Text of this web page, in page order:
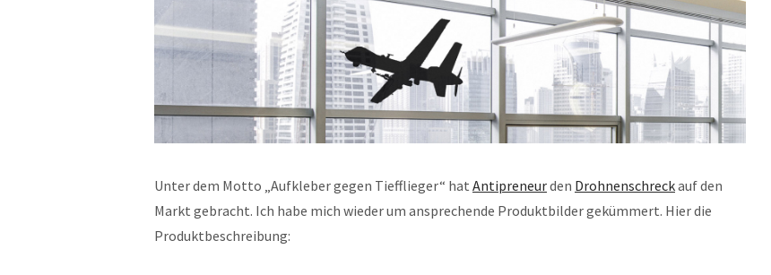
Unter dem Motto „Aufkleber gegen Tiefflieger“ hat Antipreneurden Drohnenschreckauf den
Markt gebracht. Ich habe mich wieder um ansprechende Produktbilder gekümmert. Hier die
Produktbeschreibung: